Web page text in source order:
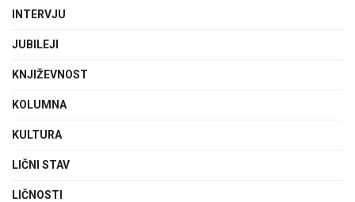
INTERVJU
JUBILEJI
KNJIŽEVNOST
KOLUMNA
KULTURA
LIČNI STAV
LIČNOSTI